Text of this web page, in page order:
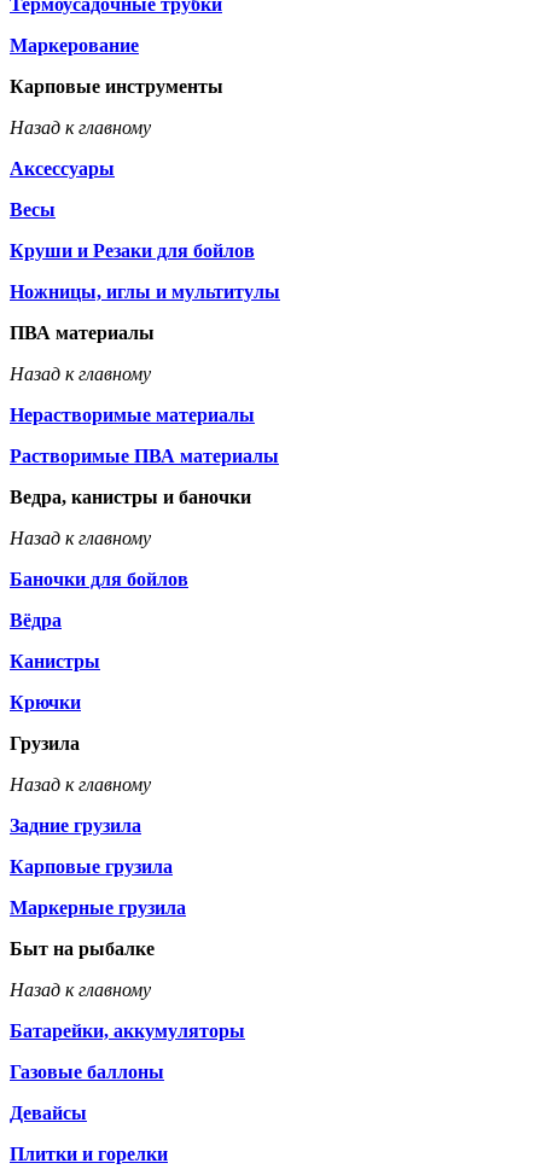
Термоусадочные трубки
Маркерование
Карповые инструменты
Назад к главному
Аксессуары
Весы
Круши и Резаки для бойлов
Ножницы, иглы и мультитулы
ПВА материалы
Назад к главному
Нерастворимые материалы
Растворимые ПВА материалы
Ведра, канистры и баночки
Назад к главному
Баночки для бойлов
Вёдра
Канистры
Крючки
Грузила
Назад к главному
Задние грузила
Карповые грузила
Маркерные грузила
Быт на рыбалке
Назад к главному
Батарейки, аккумуляторы
Газовые баллоны
Девайсы
Плитки и горелки